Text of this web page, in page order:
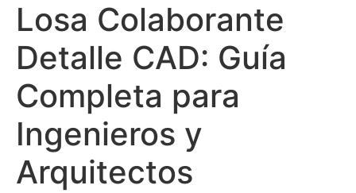
Losa Colaborante
Detalle CAD: Guía
Completa para
Ingenieros y
Arquitectos